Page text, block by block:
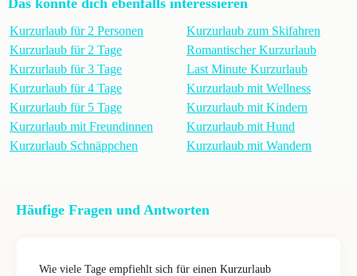
Das könnte dich ebenfalls interessieren
Kurzurlaub für 2 Personen
Kurzurlaub für 2 Tage
Kurzurlaub für 3 Tage
Kurzurlaub für 4 Tage
Kurzurlaub für 5 Tage
Kurzurlaub mit Freundinnen
Kurzurlaub Schnäppchen
Kurzurlaub zum Skifahren
Romantischer Kurzurlaub
Last Minute Kurzurlaub
Kurzurlaub mit Wellness
Kurzurlaub mit Kindern
Kurzurlaub mit Hund
Kurzurlaub mit Wandern
Häufige Fragen und Antworten
Wie viele Tage empfiehlt sich für einen Kurzurlaub